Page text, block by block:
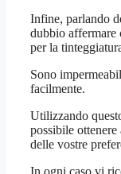
Infine, parlando
dubbio
per la
Sono
facilmente.
Utilizzando
possibile
delle vostre